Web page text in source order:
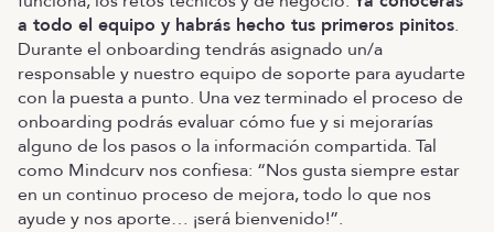
a todo el equipo y habrás hecho tus primeros pinitos.
Durante el onboarding tendrás asignado un/a
responsable y nuestro equipo de soporte para ayudarte
con la puesta a punto. Una vez terminado el proceso de
onboarding podrás evaluar cómo fue y si mejorarías
alguno de los pasos o la información compartida. Tal
como Mindcurv nos confiesa: “Nos gusta siempre estar
en un continuo proceso de mejora, todo lo que nos
ayude y nos aporte… ¡será bienvenido!”.